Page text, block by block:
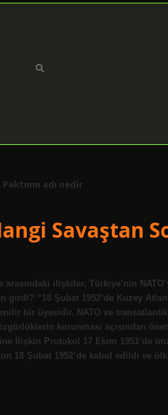
adı nedir
Savaştan
ilişkiler, Türkiye’nin
girdi? “18 Şubat 1952’de Kuzey
bir üyesidir. NATO ve
korunması açısından
İlişkin Protokol 17 Ekim 1951’de
18 Şubat 1952’de kabul edildi ve